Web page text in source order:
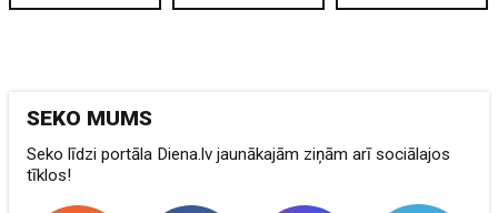
SEKO MUMS
Seko līdzi portāla Diena.lv jaunākajām ziņām arī sociālajos
tīklos!